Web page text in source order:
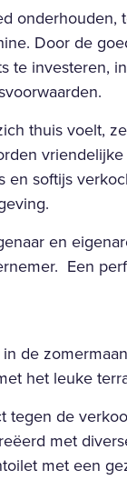
onderhouden,
Door de
te investeren,
thuis voelt,
en softijs
en
Een
de
het leuke
tegen de
met
met een